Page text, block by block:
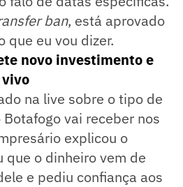
ban, está aprovado
que eu vou dizer.
novo investimento e
vivo
na live sobre o tipo de
vai receber nos
explicou o
que o dinheiro vem de
e pediu confiança aos